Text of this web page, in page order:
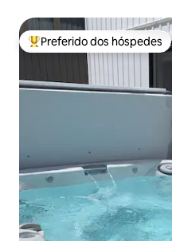
Entre os melhores
Preferido dos hóspedes